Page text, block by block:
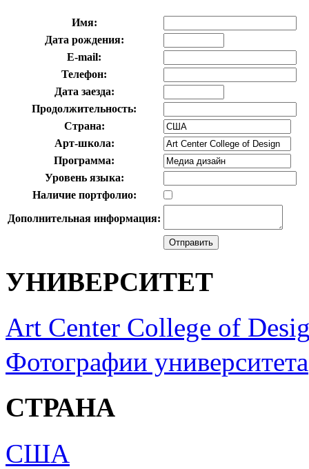
Имя:
Дата рождения:
E-mail:
Телефон:
Дата заезда:
Продолжительность:
Страна:
Арт-школа:
Программа:
Уровень языка:
Наличие портфолио:
Дополнительная информация:
УНИВЕРСИТЕТ
Art Center College of
Фотографии университета
СТРАНА
США